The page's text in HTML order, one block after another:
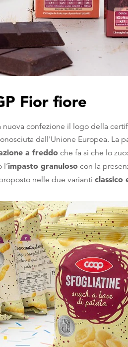
Fior fiore
nuova confezione il logo della
dall'Unione Europea. La
a freddoche fa sì che lo
impasto granuloso con la
nelle due varianti classico